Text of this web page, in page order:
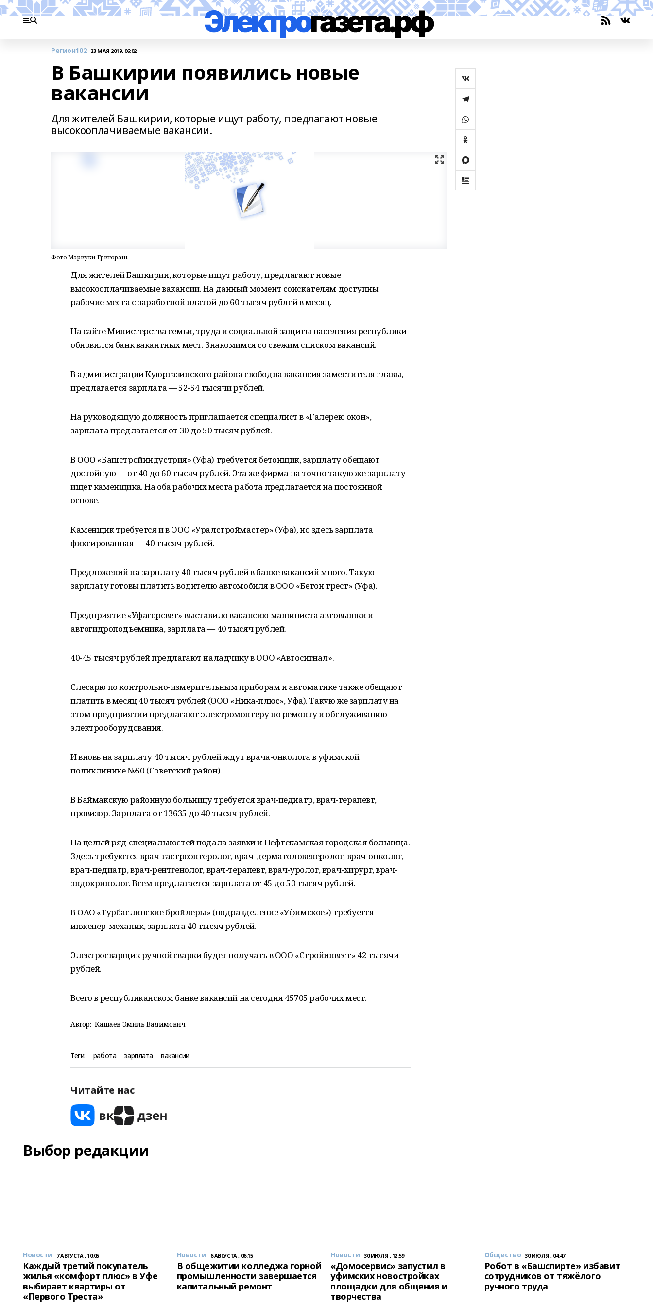
Регион102 23 МАЯ 2019, 06:02
В Башкирии появились новые
вакансии
Для жителей Башкирии, которые ищут работу, предлагают новые
высокооплачиваемые вакансии.
Фото Мариуки Григораш.
Для жителей Башкирии, которые ищут работу, предлагают новые
высокооплачиваемые вакансии. На данный момент соискателям доступны
рабочие места с заработной платой до 60 тысяч рублей в месяц.
На сайте Министерства семьи, труда и социальной защиты населения республики
обновился банк вакантных мест. Знакомимся со свежим списком вакансий.
В администрации Куюргазинского района свободна вакансия заместителя главы,
предлагается зарплата — 52-54 тысячи рублей.
На руководящую должность приглашается специалист в «Галерею окон»,
зарплата предлагается от 30 до 50 тысяч рублей.
В ООО «Башстройиндустрия» (Уфа) требуется бетонщик, зарплату обещают
достойную — от 40 до 60 тысяч рублей. Эта же фирма на точно такую же зарплату
ищет каменщика. На оба рабочих места работа предлагается на постоянной
основе.
Каменщик требуется и в ООО «Уралстроймастер» (Уфа), но здесь зарплата
фиксированная — 40 тысяч рублей.
Предложений на зарплату 40 тысяч рублей в банке вакансий много. Такую
зарплату готовы платить водителю автомобиля в ООО «Бетон трест» (Уфа).
Предприятие «Уфагорсвет» выставило вакансию машиниста автовышки и
автогидроподъемника, зарплата — 40 тысяч рублей.
40-45 тысяч рублей предлагают наладчику в ООО «Автосигнал».
Слесарю по контрольно-измерительным приборам и автоматике также обещают
платить в месяц 40 тысяч рублей (ООО «Ника-плюс», Уфа). Такую же зарплату на
этом предприятии предлагают электромонтеру по ремонту и обслуживанию
электрооборудования.
И вновь на зарплату 40 тысяч рублей ждут врача-онколога в уфимской
поликлинике №50 (Советский район).
В Баймакскую районную больницу требуется врач-педиатр, врач-терапевт,
провизор. Зарплата от 13635 до 40 тысяч рублей.
На целый ряд специальностей подала заявки и Нефтекамская городская больница.
Здесь требуются врач-гастроэнтеролог, врач-дерматоловенеролог, врач-онколог,
врач-педиатр, врач-рентгенолог, врач-терапевт, врач-уролог, врач-хирург, врач-
эндокринолог. Всем предлагается зарплата от 45 до 50 тысяч рублей.
В ОАО «Турбаслинские бройлеры» (подразделение «Уфимское») требуется
инженер-механик, зарплата 40 тысяч рублей.
Электросварщик ручной сварки будет получать в ООО «Стройинвест» 42 тысячи
рублей.
Всего в республиканском банке вакансий на сегодня 45705 рабочих мест.
Автор: Кашаев Эмиль Вадимович
Теги: работа зарплата вакансии
Читайте нас
Выбор редакции
Новости 7 АВГУСТА , 10:05
Каждый третий покупатель
жилья «комфорт плюс» в Уфе
выбирает квартиры от
«Первого Треста»
Новости 6 АВГУСТА , 06:15
В общежитии колледжа горной
промышленности завершается
капитальный ремонт
Новости 30 ИЮЛЯ , 12:59
«Домосервис» запустил в
уфимских новостройках
площадки для общения и
творчества
Общество 30 ИЮЛЯ , 04:47
Робот в «Башспирте» избавит
сотрудников от тяжёлого
ручного труда